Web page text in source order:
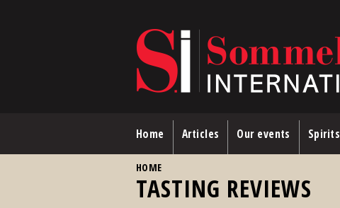
Home Articles Our events Spirits
HOME
TASTING REVIEWS